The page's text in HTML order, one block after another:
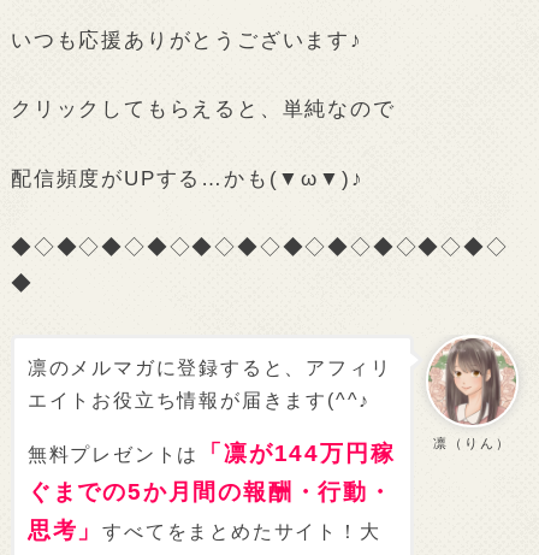
いつも応援ありがとうございます♪
クリックしてもらえると、単純なので
配信頻度がUPする…かも(▼ω▼)♪
◆◇◆◇◆◇◆◇◆◇◆◇◆◇◆◇◆◇◆◇◆◇
◆
凛（りん）
凛のメルマガに登録すると、アフィリ
エイトお役立ち情報が届きます(^^♪
無料プレゼントは
「凛が144万円稼
ぐまでの5か月間の報酬・行動・
思考」すべてをまとめたサイト！大